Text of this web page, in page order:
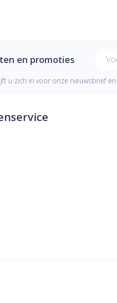
en promoties
u zich in voor onze nieuwsbrief